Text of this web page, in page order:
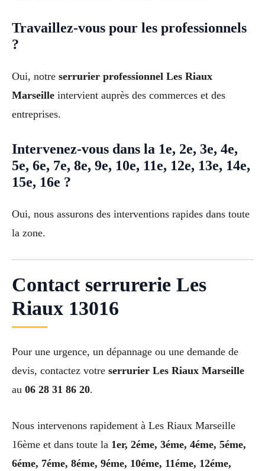
Travaillez-vous pour les professionnels
?
Oui, notre serrurier professionnel Les Riaux
Marseille intervient auprès des commerces et des
entreprises.
Intervenez-vous dans la 1e, 2e, 3e, 4e,
5e, 6e, 7e, 8e, 9e, 10e, 11e, 12e, 13e, 14e,
15e, 16e ?
Oui, nous assurons des interventions rapides dans toute
la zone.
Contact serrurerie Les
Riaux 13016
Pour une urgence, un dépannage ou une demande de
devis, contactez votre serrurier Les Riaux Marseille
au 06 28 31 86 20.
Nous intervenons rapidement à Les Riaux Marseille
16ème et dans toute la 1er, 2éme, 3éme, 4éme, 5éme,
6éme, 7éme, 8éme, 9éme, 10éme, 11éme, 12éme,